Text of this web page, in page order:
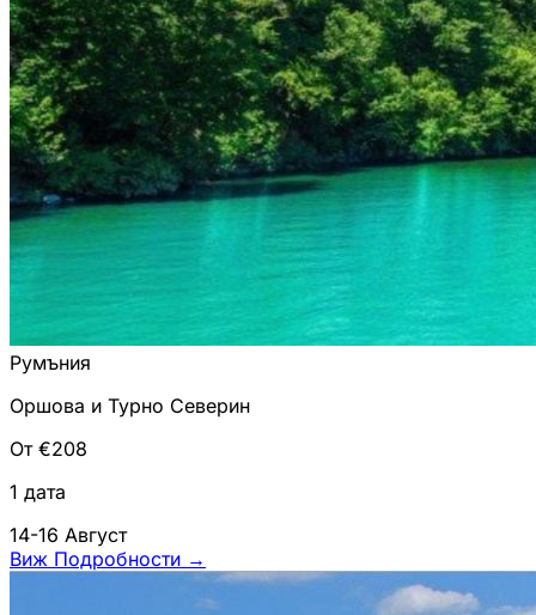
Румъния
Оршова и Турно Северин
От €208
1 дата
14-16 Август
Виж Подробности →